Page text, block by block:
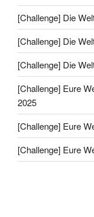
[Challenge] Die
[Challenge] Die
[Challenge] Die
[Challenge] Eure
2025
[Challenge] Eure
[Challenge] Eure